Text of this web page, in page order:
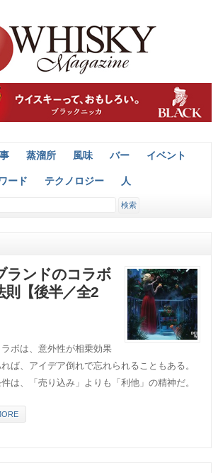
蒸溜所 風味 バー イベント
ード テクノロジー 人
ランドのコラボ
則【後半／全2
ボは、意外性が相乗効果
ば、アイデア倒れで忘れられることもある。
は、「売り込み」よりも「利他」の精神だ。